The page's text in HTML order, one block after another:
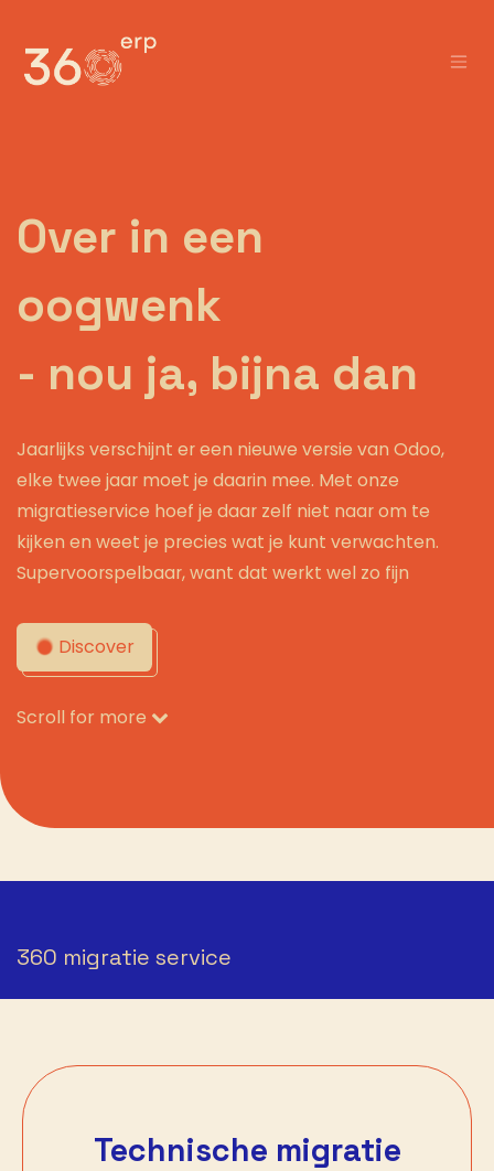
Over in een
oogwenk
- nou ja, bijna dan
Jaarlijks verschijnt er een nieuwe versie van Odoo,
elke twee jaar moet je daarin mee. Met onze
migratieservice hoef je daar zelf niet naar om te
kijken en weet je precies wat je kunt verwachten.
Supervoorspelbaar, want dat werkt wel zo fijn
Discover
Scroll for more
360 migratie service
Technische migratie